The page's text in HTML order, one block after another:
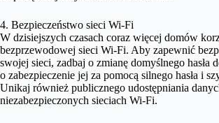
4. Bezpieczeństwo sieci Wi-Fi
W dzisiejszych czasach coraz więcej domów
bezprzewodowej sieci Wi-Fi. Aby zapewnić
swojej sieci, zadbaj o zmianę domyślnego hasła
o zabezpieczenie jej za pomocą silnego hasła i
Unikaj również publicznego udostępniania
niezabezpieczonych sieciach Wi-Fi.